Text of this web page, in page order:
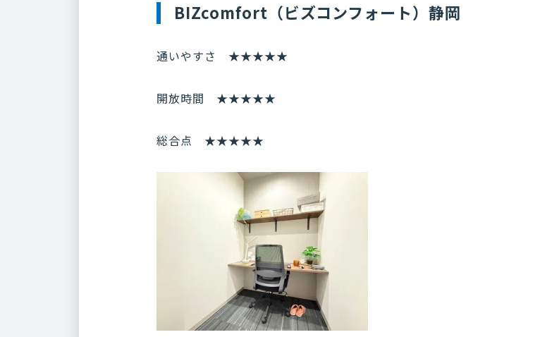
BIZcomfort（ビズコンフォート）静岡
通いやすさ ★★★★★
開放時間 ★★★★★
総合点 ★★★★★